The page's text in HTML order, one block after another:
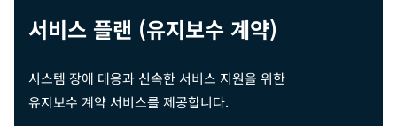
서비스 플랜 (유지보수 계약)
시스템 장애 대응과 신속한 서비스 지원을 위한
유지보수 계약 서비스를 제공합니다.